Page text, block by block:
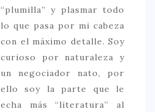
“plumilla” y plasmar todo
lo que pasa por mi cabeza
con el máximo detalle. Soy
curioso por naturaleza y
un negociador nato, por
ello soy la parte que le
echa más “literatura” al